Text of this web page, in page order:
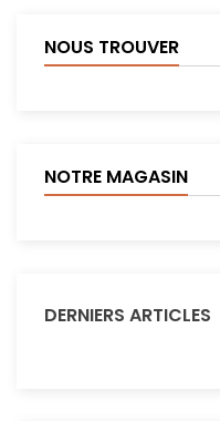
NOUS TROUVER
NOTRE MAGASIN
DERNIERS ARTICLES